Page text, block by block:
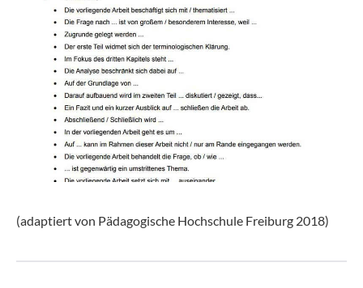
(adaptiert von Pädagogische Hochschule Freiburg 2018)